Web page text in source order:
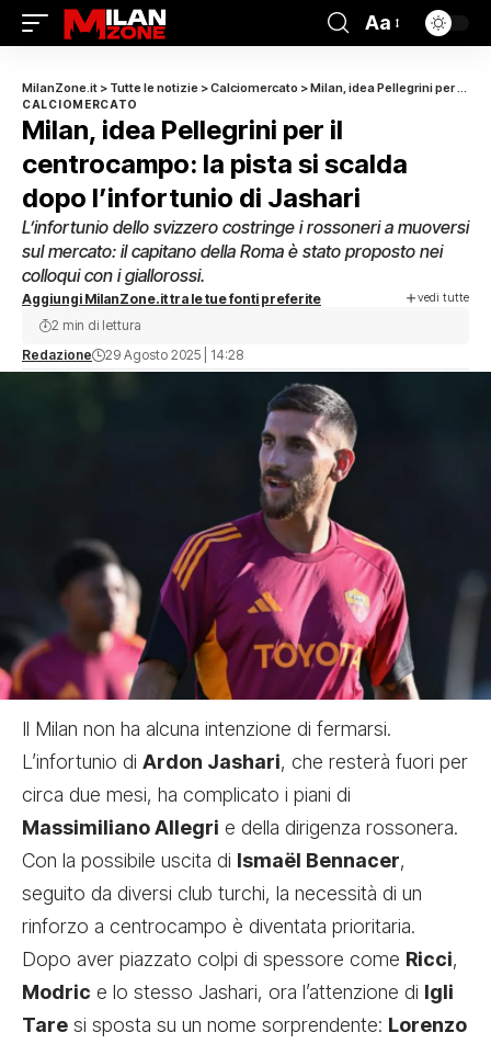
Aa
MilanZone.it > Tutte le notizie >Calciomercato >Milan, idea Pellegrini per il centrocampo: la pista si scalda dopo l’infortunio di Jashari
CALCIOMERCATO
Milan, idea Pellegrini per il
centrocampo: la pista si scalda
dopo l’infortunio di Jashari
L’infortunio dello svizzero costringe i rossoneri a muoversi
sul mercato: il capitano della Roma è stato proposto nei
colloqui con i giallorossi.
Aggiungi MilanZone.it tra le tue fonti preferite vedi tutte
Redazione 29 Agosto 2025 | 14:28
2 min di lettura
Il Milan non ha alcuna intenzione di fermarsi.
L’infortunio di Ardon Jashari, che resterà fuori per
circa due mesi, ha complicato i piani di
Massimiliano Allegri e della dirigenza rossonera.
Con la possibile uscita di Ismaël Bennacer,
seguito da diversi club turchi, la necessità di un
rinforzo a centrocampo è diventata prioritaria.
Dopo aver piazzato colpi di spessore come Ricci,
Modric e lo stesso Jashari, ora l’attenzione di Igli
Tare si sposta su un nome sorprendente: Lorenzo